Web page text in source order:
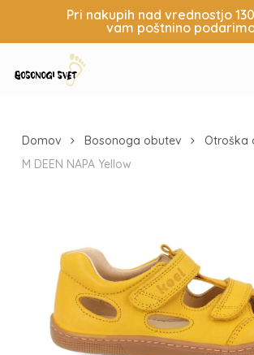
content
Pri nakupih nad vrednostjo
vam poštnino
Košarica
Domov Bosonoga obutev Otroška
M DEEN NAPA Yellow